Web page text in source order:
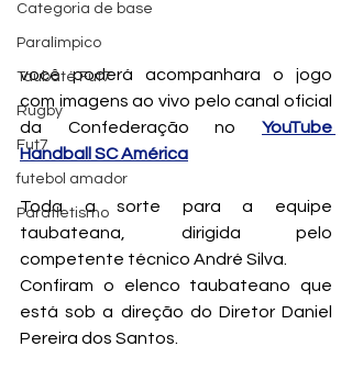
Categoria de base
Paralímpico
Taubaté Fut7
Rugby
Fut7
futebol amador
Paratletismo
você poderá acompanhara o jogo
com imagens ao vivo pelo canal oficial
da Confederação no YouTube
Handball SC América
Toda a sorte para a equipe
taubateana, dirigida pelo
competente técnico André Silva.
Confiram o elenco taubateano que
está sob a direção do Diretor Daniel
Pereira dos Santos.